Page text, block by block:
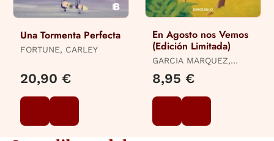
Una Tormenta Perfecta
FORTUNE, CARLEY
20,90 €
En Agosto nos Vemos
(Edición Limitada)
GARCIA MARQUEZ,
8,95 €